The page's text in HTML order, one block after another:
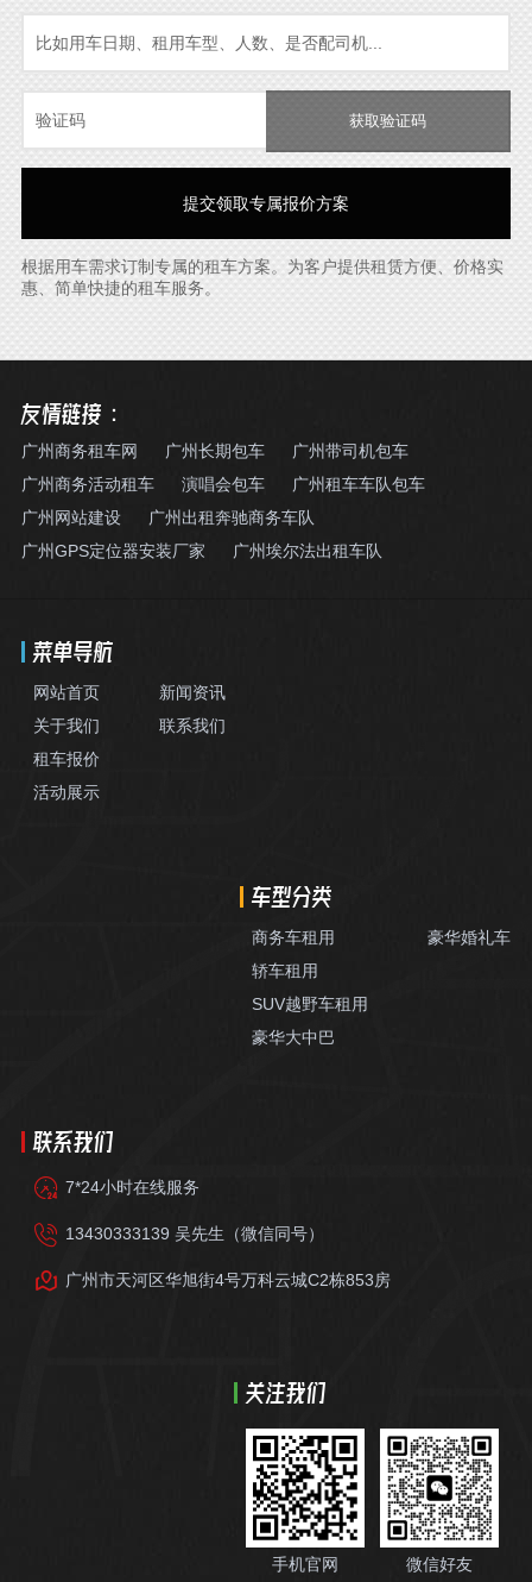
获取验证码
根据用车需求订制专属的租车方案。为客户提供租赁方便、价格实
惠、简单快捷的租车服务。
友情链接：
广州商务租车网 广州长期包车
广州带司机包车
广州商务活动租车
演唱会包车
广州租车车队包车
广州网站建设
广州出租奔驰商务车队
广州GPS定位器安装厂家
广州埃尔法出租车队
菜单导航
网站首页
关于我们
租车报价
活动展示
新闻资讯
联系我们
车型分类
商务车租用
轿车租用
SUV越野车租用
豪华大中巴
豪华婚礼车
联系我们
7*24小时在线服务
13430333139 吴先生（微信同号）
广州市天河区华旭街4号万科云城C2栋853房
关注我们
手机官网 微信好友